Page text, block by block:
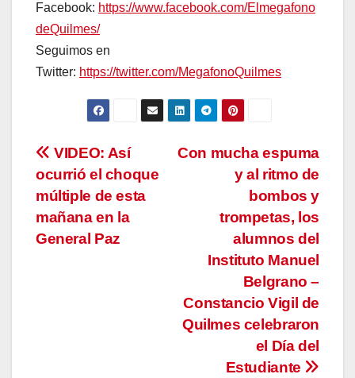
Facebook: https://www.facebook.com/Elmegafono
deQuilmes/
Seguimos en
Twitter: https://twitter.com/MegafonoQuilmes
Navegación
de
entradas
Con mucha espuma
y al ritmo de
bombos y
trompetas, los
alumnos del
Instituto Manuel
Belgrano –
Constancio Vigil de
Quilmes celebraron
el Día del
Estudiante
VIDEO: Así
ocurrió el choque
múltiple de esta
mañana en la
General Paz